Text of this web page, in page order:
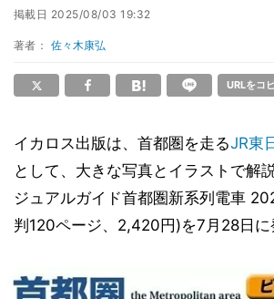
掲載日 2025/08/03 19:32
著者： 佐々木康弘
URLをコ
イカロス出版は、首都圏を走るJR東
として、大きな写真とイラストで解
ジュアルガイド首都圏新系列電車
判120ページ、2,420円)を7月28日に